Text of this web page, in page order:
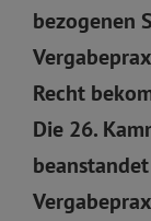
bezogenen
Recht
Die 26.